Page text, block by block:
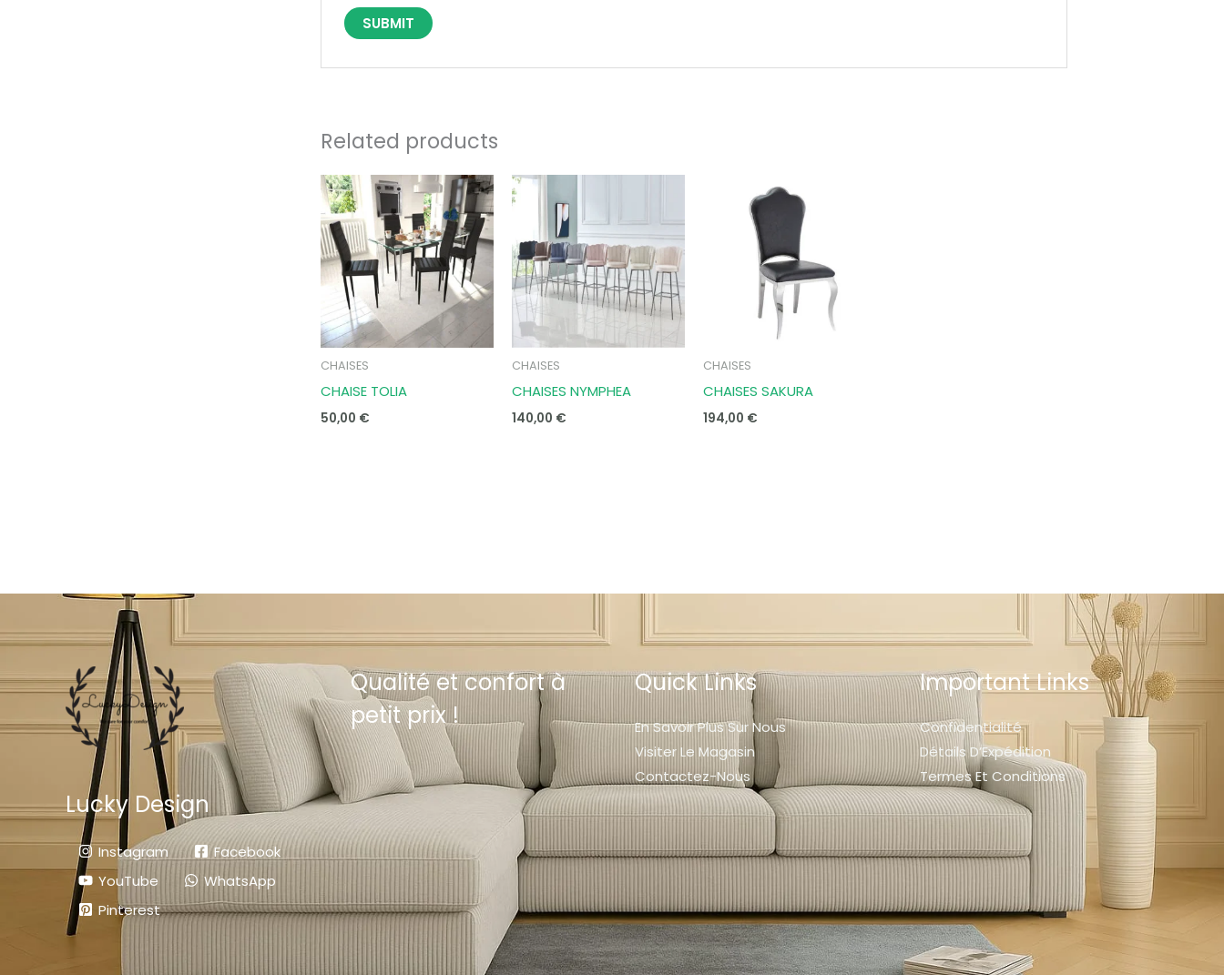
Related products
CHAISES
CHAISE TOLIA
50,00 €
CHAISES
CHAISES NYMPHEA
140,00 €
CHAISES
CHAISES SAKURA
194,00 €
Lucky Design
Instagram
Facebook
YouTube
WhatsApp
Pinterest
Qualité et confort à
petit prix !
Quick Links
En Savoir Plus Sur Nous
Visiter Le Magasin
Contactez-Nous
Important Links
Confidentialité
Détails D’Expédition
Termes Et Conditions